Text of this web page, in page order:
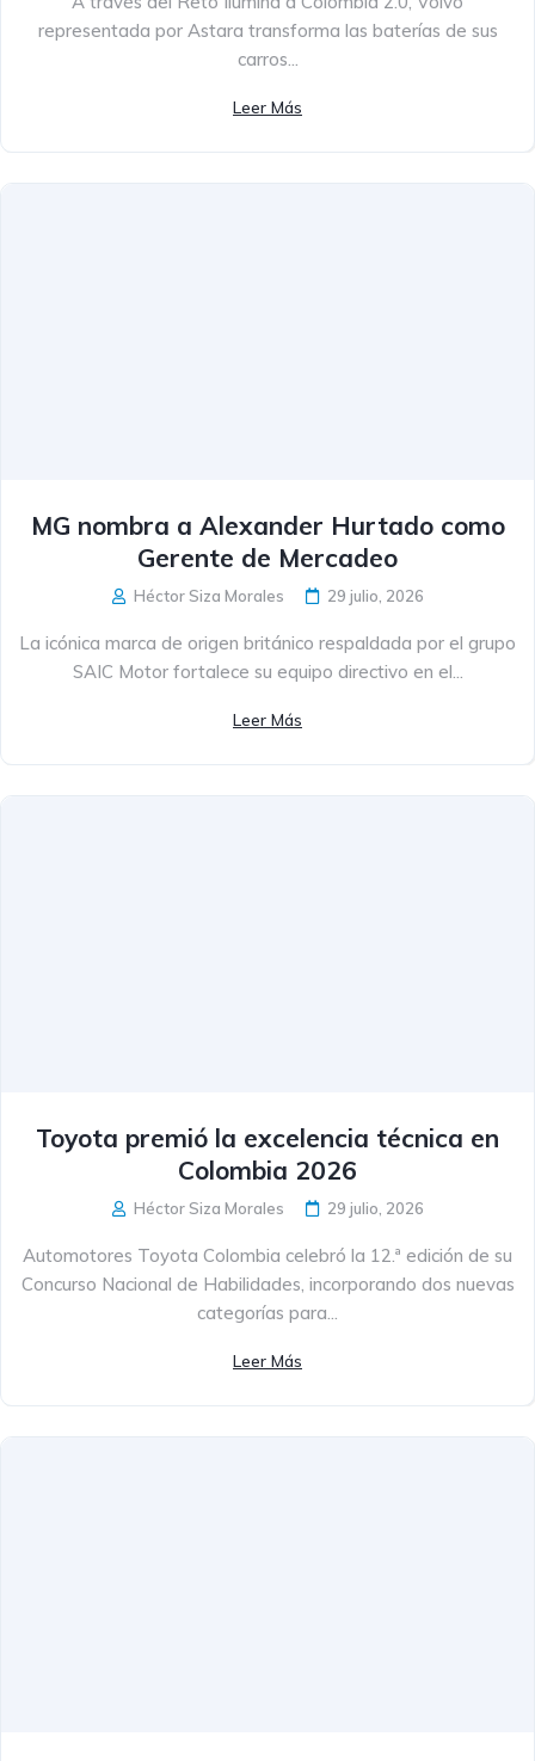
representada por Astara transforma las baterías de sus
carros...
Leer Más
MG nombra a Alexander Hurtado como
Gerente de Mercadeo
Héctor Siza Morales 29 julio, 2026
La icónica marca de origen británico respaldada por el grupo
SAIC Motor fortalece su equipo directivo en el...
Leer Más
Toyota premió la excelencia técnica en
Colombia 2026
Héctor Siza Morales 29 julio, 2026
Automotores Toyota Colombia celebró la 12.ª edición de su
Concurso Nacional de Habilidades, incorporando dos nuevas
categorías para...
Leer Más